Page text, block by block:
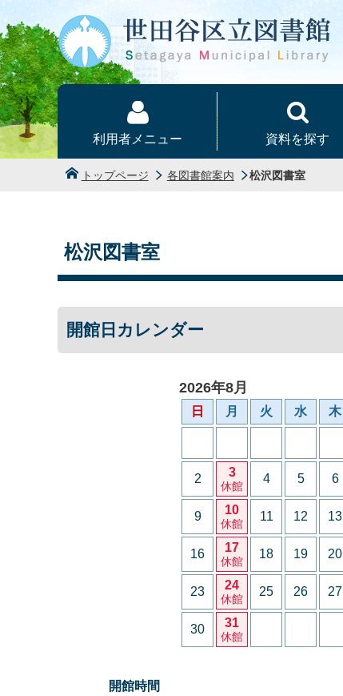
本文へ
利用者メニュー 資料を探す
トップページ 各図書館案内 松沢図書室
松沢図書室
開館日カレンダー
2026年8月
日 月 火 水 木
2 3
休館
4 5 6
9 10
休館
11 12 13
16 17
休館
18 19 20
23 24
休館
25 26 27
30 31
休館
開館時間